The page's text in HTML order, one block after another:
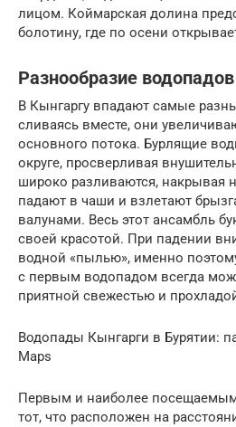
лицом. Коймарская долина
болотину, где по осени
Разнообразие водопадов
В Кынгаргу впадают самые
сливаясь вместе, они
основного потока. Бурлящие
округе, просверливая
широко разливаются, накрывая
падают в чаши и взлетают
валунами. Весь этот ансамбль
своей красотой. При падении
водной «пылью», именно
с первым водопадом всегда
приятной свежестью и
Водопады Кынгарги в Бурятии:
Maps
Первым и наиболее
тот, что расположен на